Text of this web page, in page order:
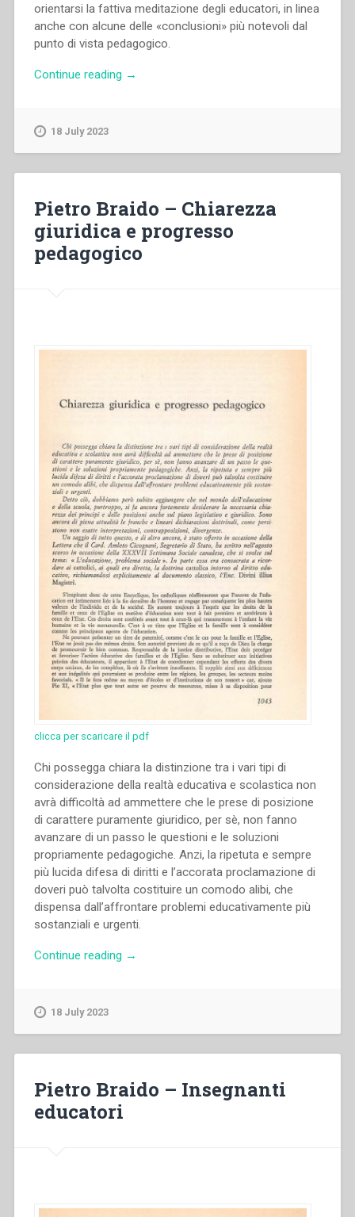
orientarsi la fattiva meditazione degli educatori, in linea
anche con alcune delle «conclusioni» più notevoli dal
punto di vista pedagogico.
Continue reading “Pietro
→
18 July 2023
Pietro Braido – Chiarezza
giuridica e progresso
pedagogico
clicca per scaricare il pdf
Chi possegga chiara la distinzione tra i vari tipi di
considerazione della realtà educativa e scolastica non
avrà difficoltà ad ammettere che le prese di posizione
di carattere puramente giuridico, per sè, non fanno
avanzare di un passo le questioni e le soluzioni
propriamente pedagogiche. Anzi, la ripetuta e sempre
più lucida difesa di diritti e l’accorata proclamazione di
doveri può talvolta costituire un comodo alibi, che
dispensa dall’affrontare problemi educativamente più
sostanziali e urgenti.
Continue reading “Pietro
→
18 July 2023
Pietro Braido – Insegnanti
educatori